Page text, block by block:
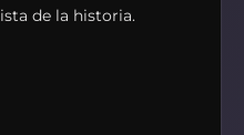
de la historia.